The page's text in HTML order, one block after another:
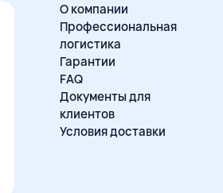
О компании
Профессиональная
логистика
Гарантии
FAQ
Документы для
клиентов
Условия доставки